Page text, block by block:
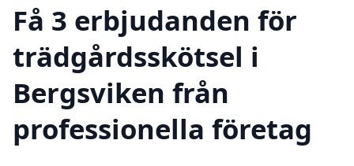
Få 3 erbjudanden för
trädgårdsskötsel i
Bergsviken från
professionella företag